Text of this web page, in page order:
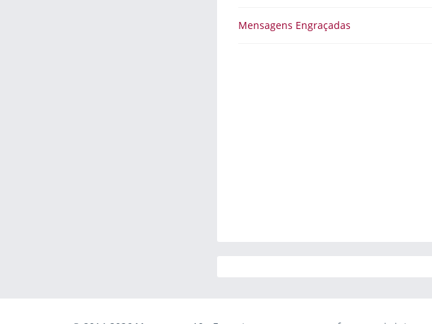
Mensagens Engraçadas